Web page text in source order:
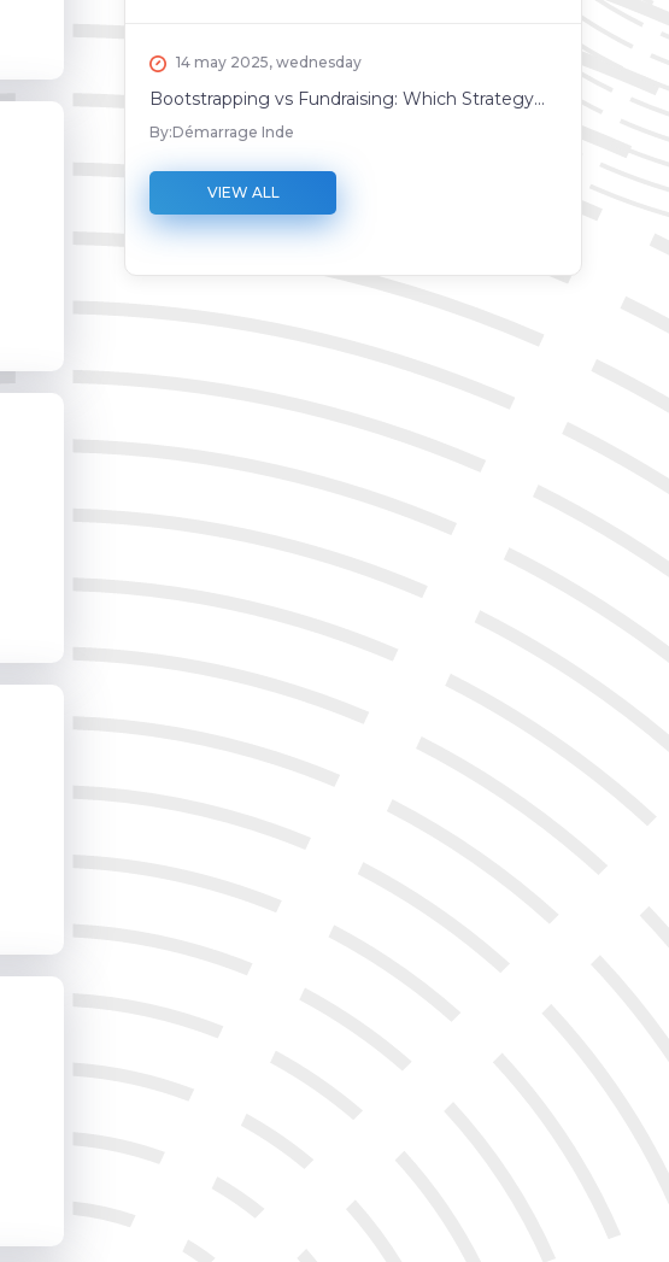
14 may 2025, wednesday
Bootstrapping vs Fundraising: Which Strategy...
By:Démarrage Inde
VIEW ALL